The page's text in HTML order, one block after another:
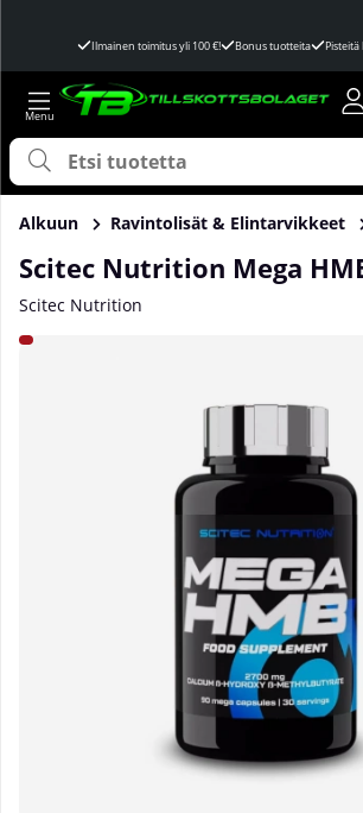
Ilmainen toimitus yli 100 €! Bonus tuotteita Pisteitä
Alkuun Ravintolisät & Elintarvikkeet
Scitec Nutrition Mega
Scitec Nutrition
Tuotekuvat Scitec Nutrition Mega HMB,